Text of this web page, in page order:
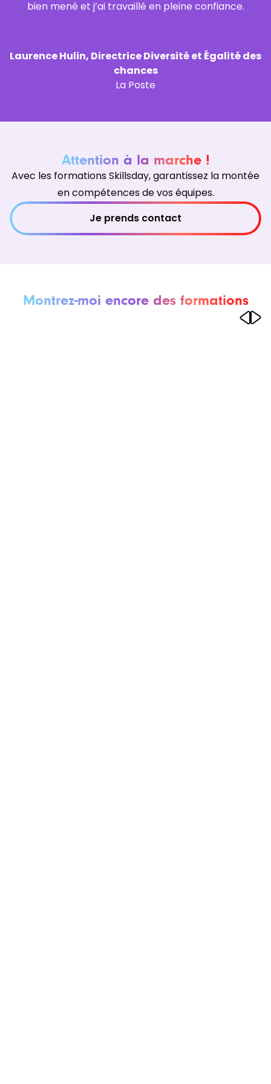
bien mené et j’ai travaillé en pleine confiance.
Laurence Hulin, Directrice Diversité et Égalité des
chances
La Poste
Attention à la marche !
Avec les formations Skillsday, garantissez la montée
en compétences de vos équipes.
Je prends contact
Montrez-moi encore des formations